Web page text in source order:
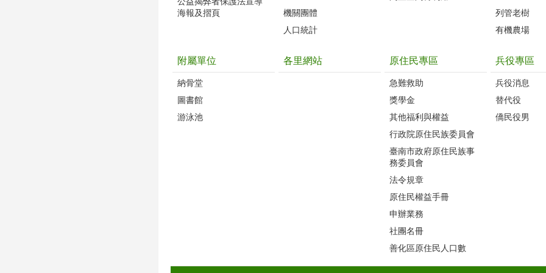
海報及摺頁
機關團體
人口統計
列管老樹
有機農場
附屬單位
納骨堂
圖書館
游泳池
各里網站 原住民專區
急難救助
獎學金
其他福利與權益
行政院原住民族委員會
臺南市政府原住民族事
務委員會
法令規章
原住民權益手冊
申辦業務
社團名冊
善化區原住民人口數
兵役專區
兵役消息
替代役
僑民役男